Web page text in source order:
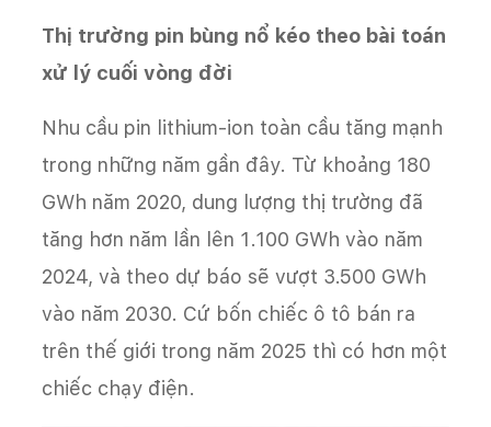
Thị trường pin bùng nổ kéo theo bài toán
xử lý cuối vòng đời
Nhu cầu pin lithium-ion toàn cầu tăng mạnh
trong những năm gần đây. Từ khoảng 180
GWh năm 2020, dung lượng thị trường đã
tăng hơn năm lần lên 1.100 GWh vào năm
2024, và theo dự báo sẽ vượt 3.500 GWh
vào năm 2030. Cứ bốn chiếc ô tô bán ra
trên thế giới trong năm 2025 thì có hơn một
chiếc chạy điện.